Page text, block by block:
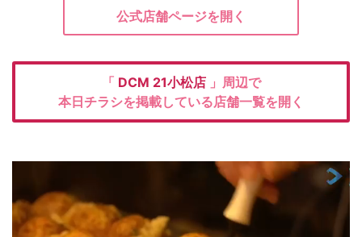
公式店舗ページを開く
「 DCM 21小松店 」周辺で
本日チラシを掲載している店舗一覧を開く